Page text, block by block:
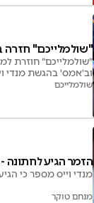
"שולמלייכם" חזרה
"שולמלייכם" חוזרת
וב'אמס' בהגשת מנדי
שולמלייכם
הזמר הגיע לחתונה -
מנדי וייס מספר כי
מנחם טוקר